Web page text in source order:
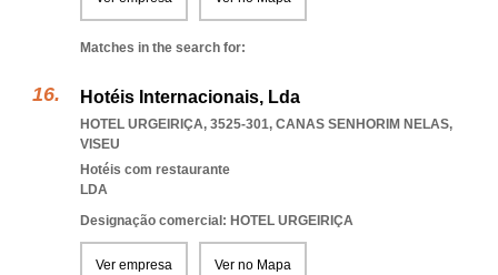
Matches in the search for:
Hotéis Internacionais, Lda
HOTEL URGEIRIÇA, 3525-301, CANAS SENHORIM NELAS,
VISEU
Hotéis com restaurante
LDA
Designação comercial: HOTEL URGEIRIÇA
Ver empresa Ver no Mapa